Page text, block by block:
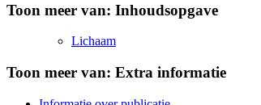
Toon meer van: Inhoudsopgave
Lichaam
Toon meer van: Extra informatie